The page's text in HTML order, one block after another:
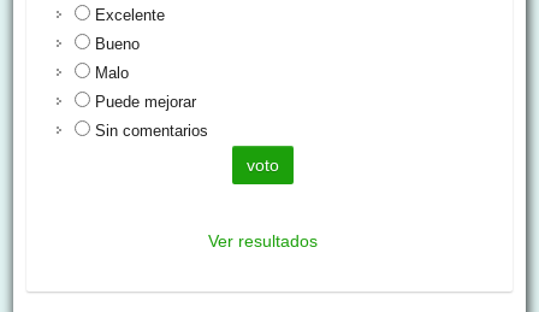
Excelente
Bueno
Malo
Puede mejorar
Sin comentarios
Ver resultados